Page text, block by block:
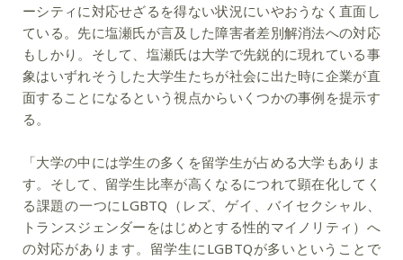
ーシティに対応せざるを得ない状況にいやおうなく直面し
ている。先に塩瀬氏が言及した障害者差別解消法への対応
もしかり。そして、塩瀬氏は大学で先鋭的に現れている事
象はいずれそうした大学生たちが社会に出た時に企業が直
面することになるという視点からいくつかの事例を提示す
る。
「大学の中には学生の多くを留学生が占める大学もありま
す。そして、留学生比率が高くなるにつれて顕在化してく
る課題の一つにLGBTQ（レズ、ゲイ、バイセクシャル、
トランスジェンダーをはじめとする性的マイノリティ）へ
の対応があります。留学生にLGBTQが多いということで